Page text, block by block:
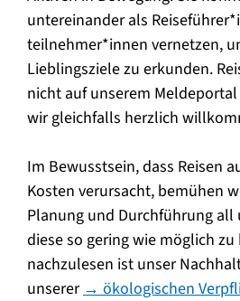
untereinander als
teilnehmer*innen vernetzen,
Lieblingsziele zu erkunden.
nicht auf unserem
wir gleichfalls herzlich
Im Bewusstsein, dass Reisen
Kosten verursacht, bemühen
Planung und Durchführung all
diese so gering wie möglich zu
nachzulesen ist unser
unserer → ökologischen